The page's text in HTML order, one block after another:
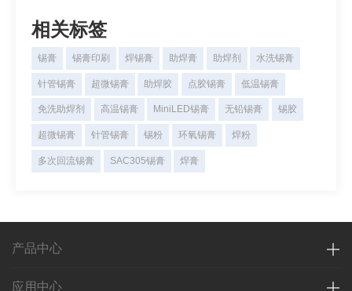
析微间距mLED新型显示屏封装锡膏焊料的选用。
相关标签
锡膏 锡膏印刷 焊锡膏 助焊膏 助焊剂 水洗锡膏
针管锡膏 超微锡膏 助焊胶 点胶锡膏 低温锡膏
免洗助焊剂 高温锡膏 MiniLED锡膏 无铅锡膏 锡胶
超微锡膏 针管锡膏 锡粉 环氧锡膏 焊粉
多次回流锡膏 SAC305锡膏 焊膏
产品中心
应用中心